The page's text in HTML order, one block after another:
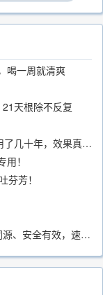
喝一周就清爽
天根除不反复
从根源斩断口臭！这张“清源除臭饮”方子，我用了几十年，效果真不错
！
芬芳！
口臭的克星来了！9味药方，精确到克、药食同源、安全有效，速看！